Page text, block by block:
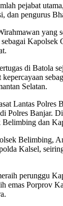
pejabat
dan pengurus
yang
Kapolsek
di Batola
kepercayaan
Selatan.
Lantas Polres
Polres Banjar.
Belimbing dan
Belimbing,
Kalsel,
perunggu
emas Porprov